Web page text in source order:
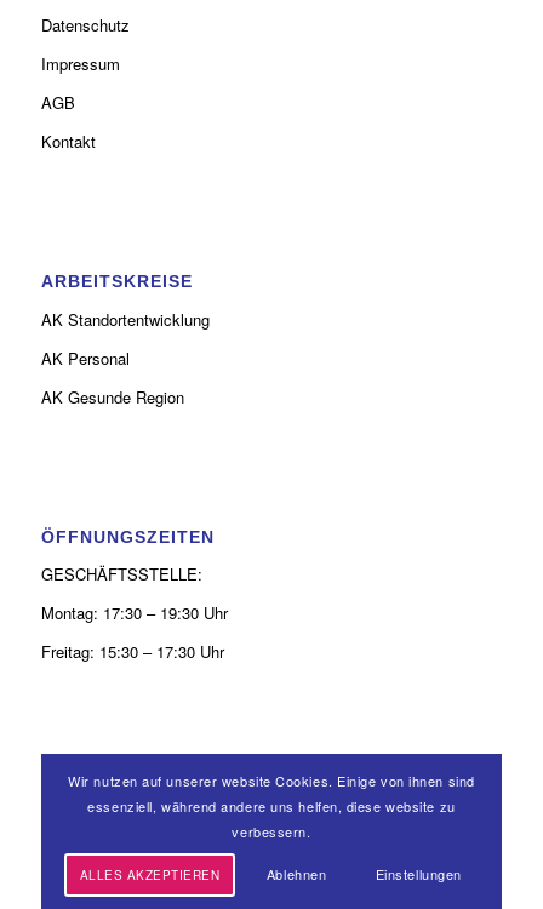
Datenschutz
Impressum
AGB
Kontakt
ARBEITSKREISE
AK Standortentwicklung
AK Personal
AK Gesunde Region
ÖFFNUNGSZEITEN
GESCHÄFTSSTELLE:
Montag: 17:30 – 19:30 Uhr
Freitag: 15:30 – 17:30 Uhr
Wir nutzen auf unserer website Cookies. Einige von ihnen sind
essenziell, während andere uns helfen, diese website zu
verbessern.
ALLES AKZEPTIEREN Ablehnen Einstellungen